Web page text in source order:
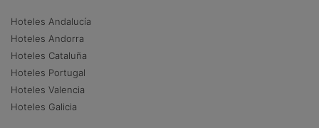
Hoteles Andalucía
Hoteles Andorra
Hoteles Cataluña
Hoteles Portugal
Hoteles Valencia
Hoteles Galicia